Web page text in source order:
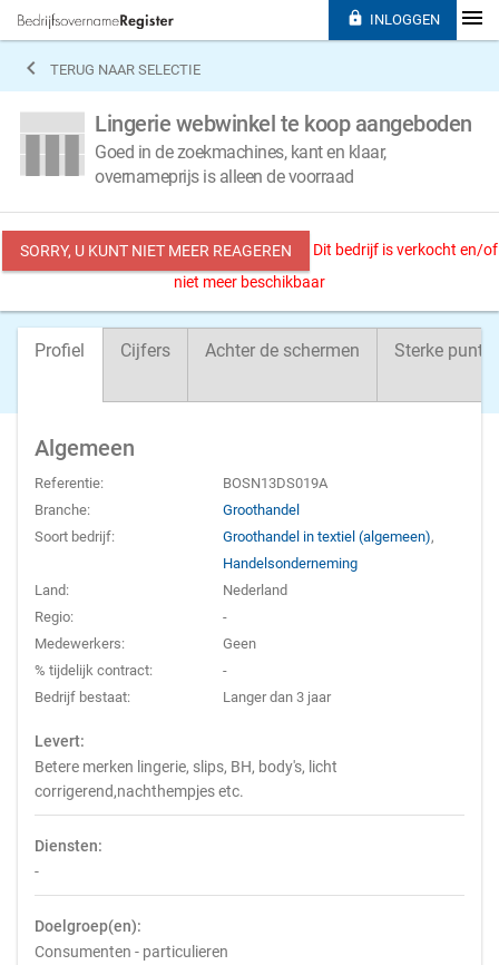
 TERUG NAAR SELECTIE
Lingerie webwinkel te koop aangeboden
Goed in de zoekmachines, kant en klaar,
overnameprijs is alleen de voorraad
SORRY, U KUNT NIET MEER REAGEREN
Dit bedrijf is verkocht en/of
niet meer beschikbaar
Profiel Cijfers Achter de schermen Sterke
Algemeen
Referentie:
BOSN13DS019A
Branche:
Groothandel
Soort bedrijf:
Groothandel in textiel (algemeen),
Handelsonderneming
Land:
Nederland
Regio:
-
Medewerkers:
Geen
% tijdelijk contract:
-
Bedrijf bestaat:
Langer dan 3 jaar
Levert:
Betere merken lingerie, slips, BH, body's, licht
corrigerend,nachthempjes etc.
Diensten:
-
Doelgroep(en):
Consumenten - particulieren
 INLOGGEN